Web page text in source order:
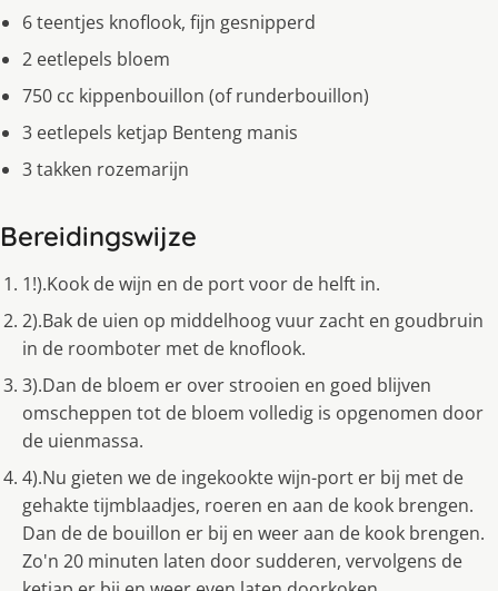
6 teentjes knoflook, fijn gesnipperd
2 eetlepels bloem
750 cc kippenbouillon (of runderbouillon)
3 eetlepels ketjap Benteng manis
3 takken rozemarijn
Bereidingswijze
1!).Kook de wijn en de port voor de helft in.
2).Bak de uien op middelhoog vuur zacht en goudbruin
in de roomboter met de knoflook.
3).Dan de bloem er over strooien en goed blijven
omscheppen tot de bloem volledig is opgenomen door
de uienmassa.
4).Nu gieten we de ingekookte wijn-port er bij met de
gehakte tijmblaadjes, roeren en aan de kook brengen.
Dan de de bouillon er bij en weer aan de kook brengen.
Zo'n 20 minuten laten door sudderen, vervolgens de